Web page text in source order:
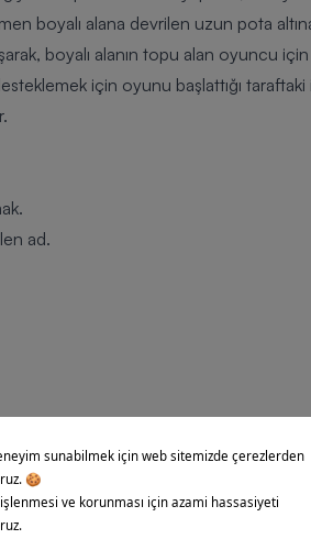
boyalı alana devrilen uzun pota
boyalı alanın topu alan oyuncu
için oyunu başlattığı
ad.